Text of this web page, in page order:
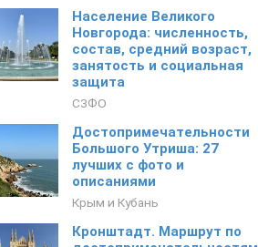
Население Великого
Новгорода: численность,
состав, средний возраст,
занятость и социальная
защита
СЗФО
Достопримечательности
Большого Утриша: 27
лучших с фото и
описаниями
Крым и Кубань
Кронштадт. Маршрут по